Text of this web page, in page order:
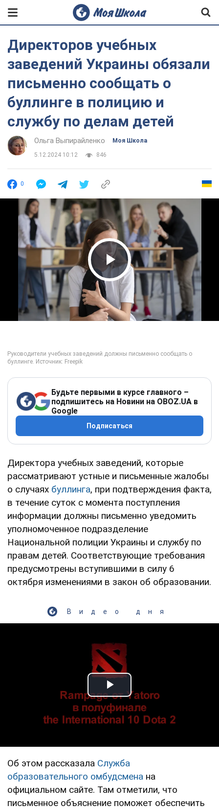
Директоров учебных
заведений Украины обязали
письменно сообщать о
буллинге в полицию и
службу по делам детей
Ольга Выпирайленко Моя Школа
5.12.2024 10:12 846
0
Play Video
Будьте первыми в курсе главного –
подпишитесь на Новини на OBOZ.UA в
Google
Подписаться
Директора учебных заведений, которые
рассматривают устные и письменные жалобы
о случаях буллинга, при подтверждения факта,
в течение суток с момента поступления
информации должны письменно уведомить
уполномоченное подразделение
Национальной полиции Украины и службу по
правам детей. Соответствующие требования
предусмотрены вступившими в силу 6
октября изменениями в закон об образовании.
Видео дня
Play Video
Об этом рассказала Служба
образовательного омбудсмена на
официальном сайте. Там отметили, что
письменное объяснение поможет обеспечить